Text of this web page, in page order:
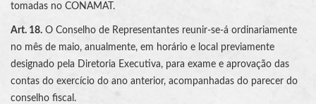
tomadas no CONAMAT.
Art. 18. O Conselho de Representantes reunir-se-á ordinariamente
no mês de maio, anualmente, em horário e local previamente
designado pela Diretoria Executiva, para exame e aprovação das
contas do exercício do ano anterior, acompanhadas do parecer do
conselho fiscal.